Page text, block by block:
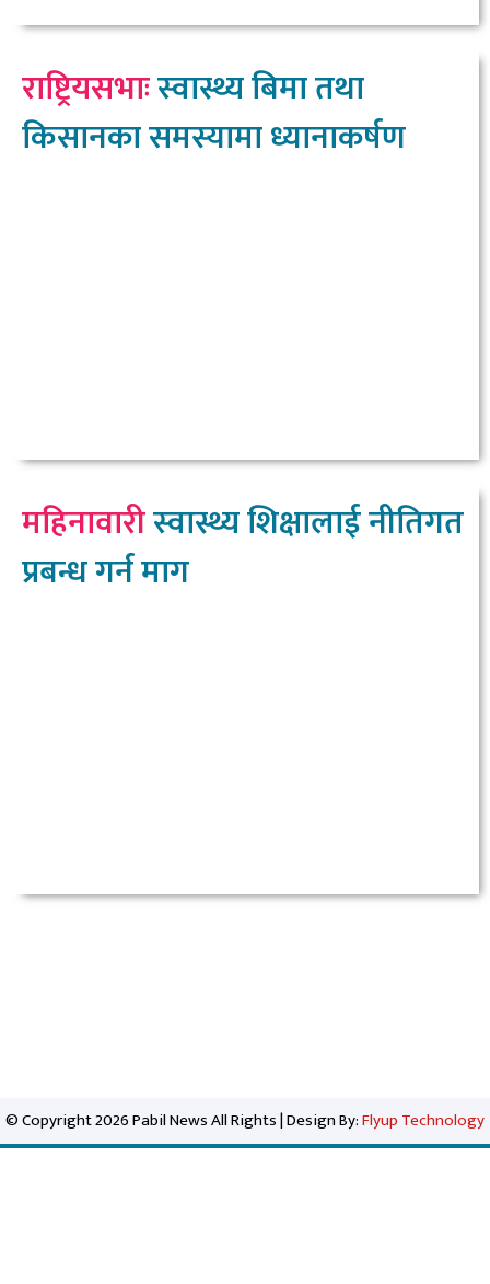
राष्ट्रियसभाःस्वास्थ्य बिमा तथा
किसानका समस्यामा ध्यानाकर्षण
महिनावारीस्वास्थ्य शिक्षालाई नीतिगत
प्रबन्ध गर्न माग
© Copyright 2026 Pabil News All Rights | Design By:Flyup Technology